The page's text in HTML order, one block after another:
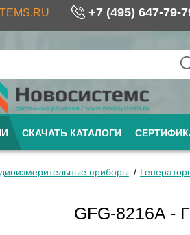
+7 (495) 647-79-
СКАЧАТЬ КАТАЛОГИ
приборы
GFG-8216A -